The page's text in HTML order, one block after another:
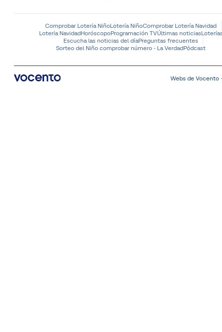
Comprobar Lotería NiñoLotería NiñoComprobar Lotería Navidad
Lotería NavidadHoróscopoProgramación TVÚltimas noticias
Escucha las noticias del díaPreguntas frecuentes
Sorteo del Niño comprobar número - La VerdadPódcast
Webs de Vocento